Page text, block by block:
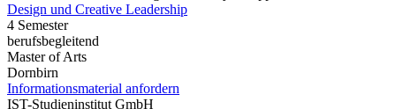
Design und Creative Leadership
4 Semester
berufsbegleitend
Master of Arts
Dornbirn
Informationsmaterial anfordern
IST-Studieninstitut GmbH